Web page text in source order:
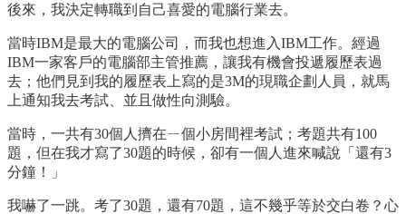
後來，我決定轉職到自己喜愛的電腦行業去。
當時IBM是最大的電腦公司，而我也想進入IBM工作。經過
IBM一家客戶的電腦部主管推薦，讓我有機會投遞履歷表過
去；他們見到我的履歷表上寫的是3M的現職企劃人員，就馬
上通知我去考試、並且做性向測驗。
當時，一共有30個人擠在ㄧ個小房間裡考試；考題共有100
題，但在我才寫了30題的時候，卻有一個人進來喊說「還有3
分鐘！」
我嚇了一跳。考了30題，還有70題，這不幾乎等於交白卷？心